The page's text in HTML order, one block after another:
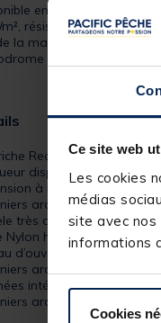
Ce site web
Les cookies
médias
site avec nos
informations
Cookies
en 2,50 m et 3,00 m,
m², résistante aux
la manipulation des
ou en eau libre.
Rectangulaire
disponible : 2,50m et
à l’ouverture : 55 x
arceaux : 52 x 42 cm
très qualitatif conçu
Nylon hydrophobe Noire
d’ouverture et les 3
arceaux recouverts
intérieures
arceaux réduits en